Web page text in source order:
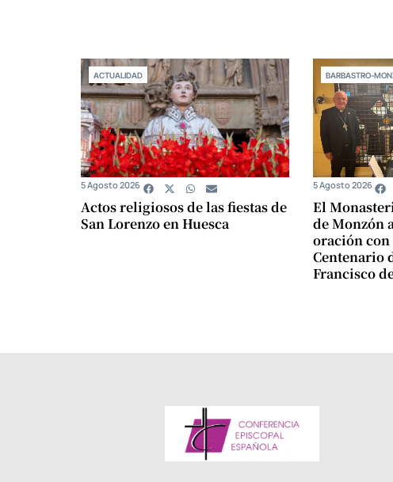
ACTUALIDAD
Actos religiosos de las fiestas de
San Lorenzo en Huesca
5 Agosto 2026
BARBASTRO-
El
de Monzón
oración
Centenario
Francisco
5 Agosto 2026